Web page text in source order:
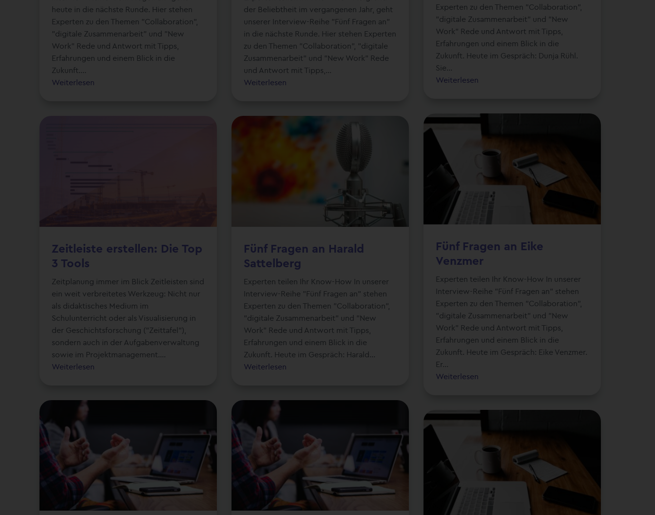
heute in die nächste Runde. Hier stehen
Experten zu den Themen "Collaboration",
"digitale Zusammenarbeit" und "New
Work" Rede und Antwort mit Tipps,
Erfahrungen und einem Blick in die
Zukunft....
Weiterlesen
Zeitleiste erstellen: Die Top
3 Tools
Zeitplanung immer im Blick Zeitleisten sind
ein weit verbreitetes Werkzeug: Nicht nur
als didaktisches Medium im
Schulunterricht oder als Visualisierung in
der Geschichtsforschung ("Zeittafel"),
sondern auch in der Aufgabenverwaltung
sowie im Projektmanagement....
Weiterlesen
der Beliebtheit im vergangenen Jahr, geht
unserer Interview-Reihe "Fünf Fragen an"
in die nächste Runde. Hier stehen Experten
zu den Themen "Collaboration", "digitale
Zusammenarbeit" und "New Work" Rede
und Antwort mit Tipps,...
Weiterlesen
Fünf Fragen an Harald
Sattelberg
Experten teilen Ihr Know-How In unserer
Interview-Reihe "Fünf Fragen an" stehen
Experten zu den Themen "Collaboration",
"digitale Zusammenarbeit" und "New
Work" Rede und Antwort mit Tipps,
Erfahrungen und einem Blick in die
Zukunft. Heute im Gespräch: Harald...
Weiterlesen
Experten zu den Themen "Collaboration",
"digitale Zusammenarbeit" und "New
Work" Rede und Antwort mit Tipps,
Erfahrungen und einem Blick in die
Zukunft. Heute im Gespräch: Dunja Rühl.
Sie...
Weiterlesen
Fünf Fragen an Eike
Venzmer
Experten teilen Ihr Know-How In unserer
Interview-Reihe "Fünf Fragen an" stehen
Experten zu den Themen "Collaboration",
"digitale Zusammenarbeit" und "New
Work" Rede und Antwort mit Tipps,
Erfahrungen und einem Blick in die
Zukunft. Heute im Gespräch: Eike Venzmer.
Er...
Weiterlesen